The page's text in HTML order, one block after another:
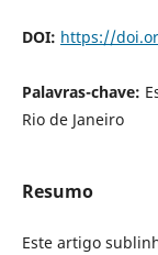
DOI: https://
Palavras-chave:
Rio de Janeiro
Resumo
Este artigo